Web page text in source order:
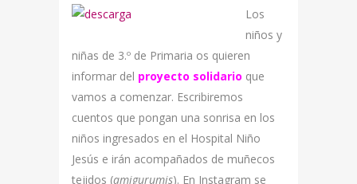
Los
niños y
niñas de 3.º de Primaria os quieren
informar del proyecto solidario que
vamos a comenzar. Escribiremos
cuentos que pongan una sonrisa en los
niños ingresados en el Hospital Niño
Jesús e irán acompañados de muñecos
tejidos (amigurumis). En Instagram se